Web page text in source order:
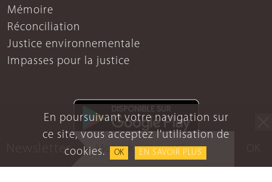
En poursuivant votre navigation sur
ce site, vous acceptez l'utilisation de
cookies.
OK EN SAVOIR PLUS
Mémoire
Réconciliation
Justice environnementale
Impasses pour la justice
Mentions légales
Newsletter